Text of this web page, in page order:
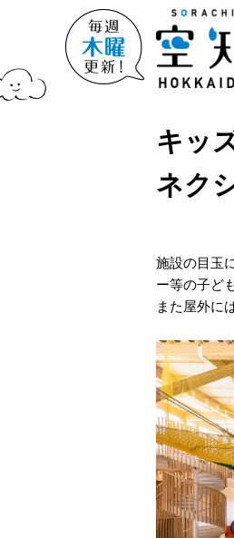
キッ
ネク
施設の目玉
ー等の子ど
また屋外に